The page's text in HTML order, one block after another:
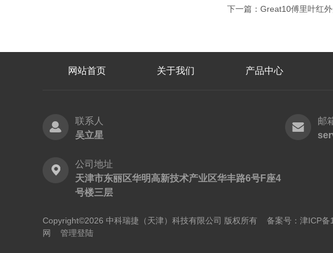
下一篇： Great10傅里叶红
网站首页 关于我们 产品中心
联系人
吴立星
邮
公司地址
天津市东丽区华明高新技术产业区华丰路6号F座4
号楼三层
Copyright©2026 中科瑞捷（天津）科技有限公司 版权所有 备案号：津ICP
网
管理登陆